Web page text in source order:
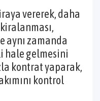
vererek, daha
aynı zamanda
hale gelmesini
kontrat yaparak,
kontrol